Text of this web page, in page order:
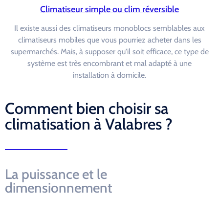
Climatiseur simple ou clim réversible
Il existe aussi des climatiseurs monoblocs semblables aux
climatiseurs mobiles que vous pourriez acheter dans les
supermarchés. Mais, à supposer qu'il soit efficace, ce type de
système est très encombrant et mal adapté à une
installation à domicile.
Comment bien choisir sa
climatisation à Valabres ?
La puissance et le
dimensionnement